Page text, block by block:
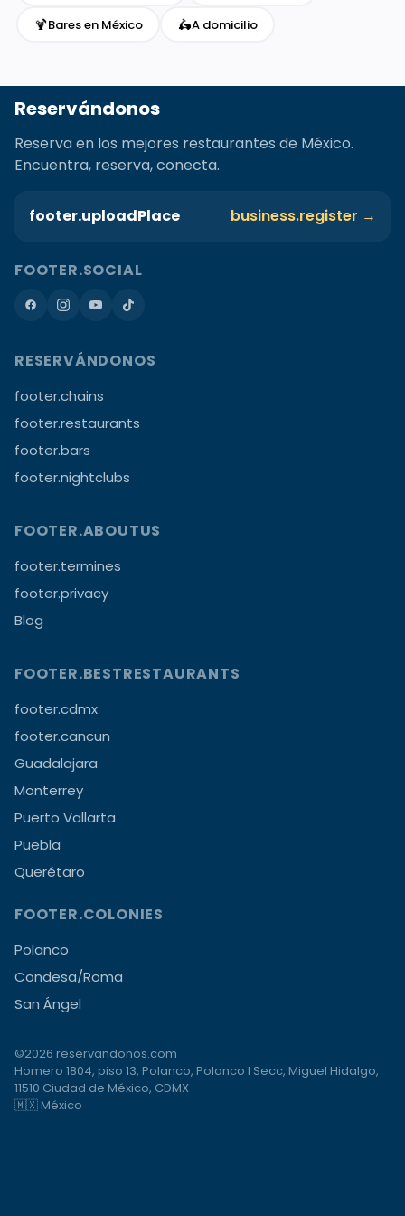
🍹Bares en México 🛵A domicilio
Reservándonos
Reserva en los mejores restaurantes de México.
Encuentra, reserva, conecta.
footer.uploadPlace business.register →
FOOTER.SOCIAL
RESERVÁNDONOS
footer.chains
footer.restaurants
footer.bars
footer.nightclubs
FOOTER.ABOUTUS
footer.termines
footer.privacy
Blog
FOOTER.BESTRESTAURANTS
footer.cdmx
footer.cancun
Guadalajara
Monterrey
Puerto Vallarta
Puebla
Querétaro
FOOTER.COLONIES
Polanco
Condesa/Roma
San Ángel
©2026 reservandonos.com
Homero 1804, piso 13, Polanco, Polanco I Secc, Miguel Hidalgo,
11510 Ciudad de México, CDMX
🇲🇽 México